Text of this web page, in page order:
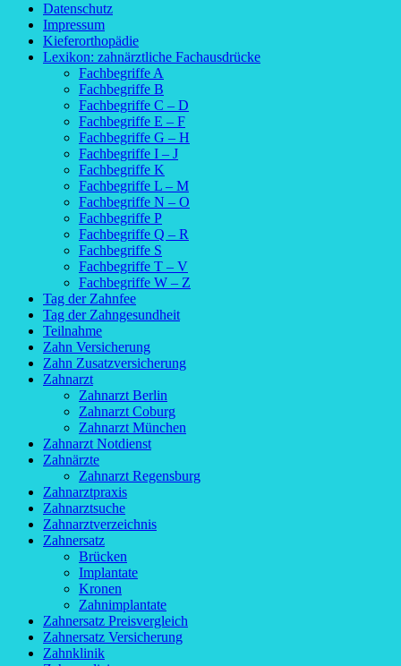
Datenschutz
Impressum
Kieferorthopädie
Lexikon: zahnärztliche Fachausdrücke
Fachbegriffe A
Fachbegriffe B
Fachbegriffe C – D
Fachbegriffe E – F
Fachbegriffe G – H
Fachbegriffe I – J
Fachbegriffe K
Fachbegriffe L – M
Fachbegriffe N – O
Fachbegriffe P
Fachbegriffe Q – R
Fachbegriffe S
Fachbegriffe T – V
Fachbegriffe W – Z
Tag der Zahnfee
Tag der Zahngesundheit
Teilnahme
Zahn Versicherung
Zahn Zusatzversicherung
Zahnarzt
Zahnarzt Berlin
Zahnarzt Coburg
Zahnarzt München
Zahnarzt Notdienst
Zahnärzte
Zahnarzt Regensburg
Zahnarztpraxis
Zahnarztsuche
Zahnarztverzeichnis
Zahnersatz
Brücken
Implantate
Kronen
Zahnimplantate
Zahnersatz Preisvergleich
Zahnersatz Versicherung
Zahnklinik